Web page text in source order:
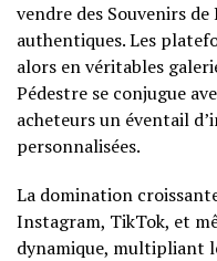
vendre des Souvenirs
authentiques. Les
alors en véritables
Pédestre se conjugue
acheteurs un éventail
personnalisées.
La domination
Instagram, TikTok, et
dynamique, multipliant